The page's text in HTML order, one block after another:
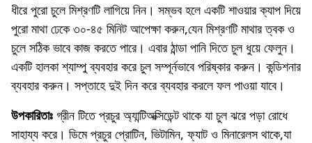
ধীরে পুরো চুলে মিশ্রণটি লাগিয়ে নিন। সম্ভব হলে একটি শাওয়ার ক্যাপ দিয়ে
পুরো মাথা ঢেকে ৩০-৪৫ মিনিট আপেক্ষা করুন,যেন মিশ্রণটি মাথার ত্বক ও
চুলে সঠিক ভাবে কাজ করতে পারে। এবার ঠান্ডা পানি দিতে চুল ধুয়ে ফেলুন।
একটি হালকা শ্যাম্পু ব্যবহার করে চুল সম্পূর্নভাবে পরিষ্কার করুন। কন্ডিশনার
ব্যবহার করুন। সপ্তাহে দুই দিন করে ব্যবহার করলে ফল পাওয়া যাবে।
উপকারিতাঃ গ্রীন টিতে প্রচুর অ্যান্টিঅক্সিডেন্ট থাকে যা চুল ঝরে পড়া রোধে
সাহায্য করে। ডিমে প্রচুর প্রোটিন, ভিটামিন, ফ্যাট ও মিনারেলস থাকে,যা